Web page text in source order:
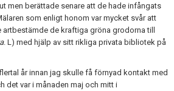
men berättade senare att de hade infångats
som enligt honom var mycket svår att
artbestämde de kraftiga gröna grodorna till
. L) med hjälp av sitt rikliga privata bibliotek på
år innan jag skulle få förnyad kontakt med
det var i månaden maj och mitt i